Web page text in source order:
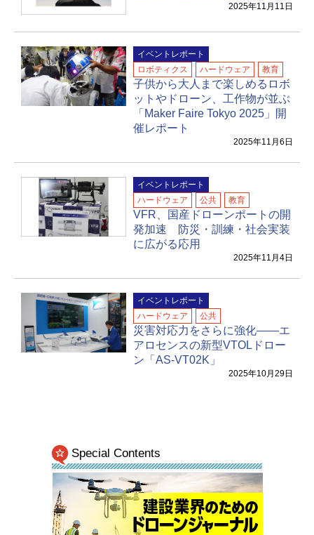
2025年11月11日
イベントレポート
ロボティクス
ハードウェア 教育
子供から大人まで楽しめるロボ
ットやドローン、工作物が並ぶ
「Maker Faire Tokyo 2025」開
催レポート
2025年11月6日
イベントレポート
ハードウェア
公共 教育
VFR、国産ドローンポートの開
発加速 防災・訓練・社会実装
に広がる応用
2025年11月4日
イベントレポート
ハードウェア
公共
災害対応力をさらに強化――エ
アロセンスの新型VTOLドロー
ン「AS-VT02K」
2025年10月29日
Special Contents